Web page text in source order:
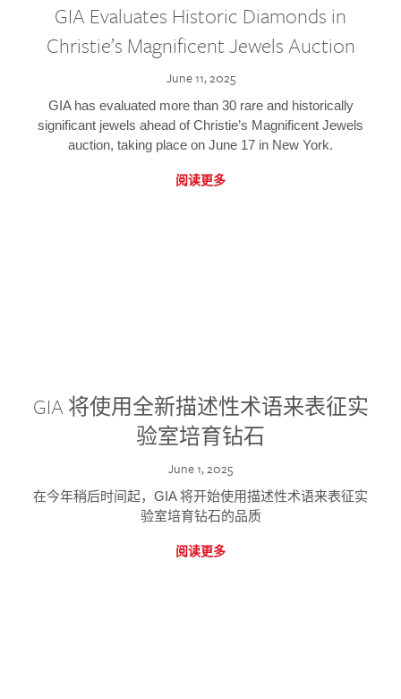
GIA Evaluates Historic Diamonds in
Christie’s Magnificent Jewels Auction
June 11, 2025
GIA has evaluated more than 30 rare and historically
significant jewels ahead of Christie’s Magnificent Jewels
auction, taking place on June 17 in New York.
阅读更多
GIA 将使用全新描述性术语来表征实
验室培育钻石
June 1, 2025
在今年稍后时间起，GIA 将开始使用描述性术语来表征实
验室培育钻石的品质
阅读更多